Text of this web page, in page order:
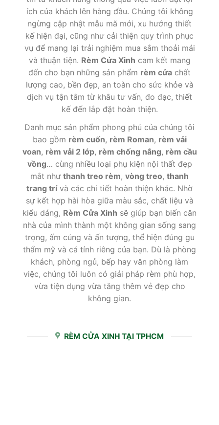
ích của khách lên hàng đầu. Chúng tôi không
ngừng cập nhật mẫu mã mới, xu hướng thiết
kế hiện đại, cũng như cải thiện quy trình phục
vụ để mang lại trải nghiệm mua sắm thoải mái
và thuận tiện. Rèm Cửa Xinh cam kết mang
đến cho bạn những sản phẩm rèm cửa chất
lượng cao, bền đẹp, an toàn cho sức khỏe và
dịch vụ tận tâm từ khâu tư vấn, đo đạc, thiết
kế đến lắp đặt hoàn thiện.
Danh mục sản phẩm phong phú của chúng tôi
bao gồm rèm cuốn, rèm Roman, rèm vải
voan, rèm vải 2 lớp, rèm chống nắng, rèm cầu
vồng… cùng nhiều loại phụ kiện nội thất đẹp
mắt như thanh treo rèm, vòng treo, thanh
trang trívà các chi tiết hoàn thiện khác. Nhờ
sự kết hợp hài hòa giữa màu sắc, chất liệu và
kiểu dáng, Rèm Cửa Xinh sẽ giúp bạn biến căn
nhà của mình thành một không gian sống sang
trọng, ấm cúng và ấn tượng, thể hiện đúng gu
thẩm mỹ và cá tính riêng của bạn. Dù là phòng
khách, phòng ngủ, bếp hay văn phòng làm
việc, chúng tôi luôn có giải pháp rèm phù hợp,
vừa tiện dụng vừa tăng thêm vẻ đẹp cho
không gian.
RÈM CỬA XINH TẠI TPHCM